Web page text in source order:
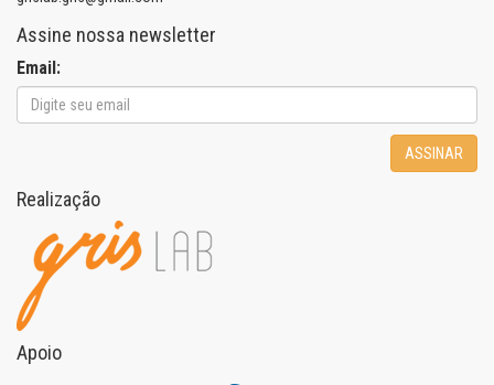
Assine nossa newsletter
Email:
ASSINAR
Realização
Apoio